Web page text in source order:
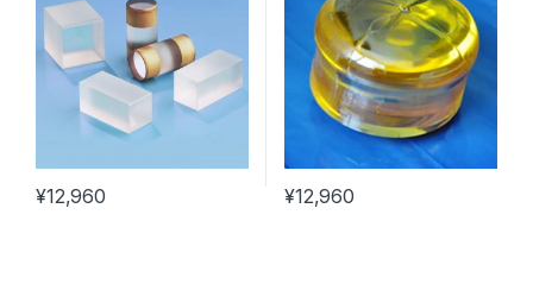
¥12,960 ¥12,960